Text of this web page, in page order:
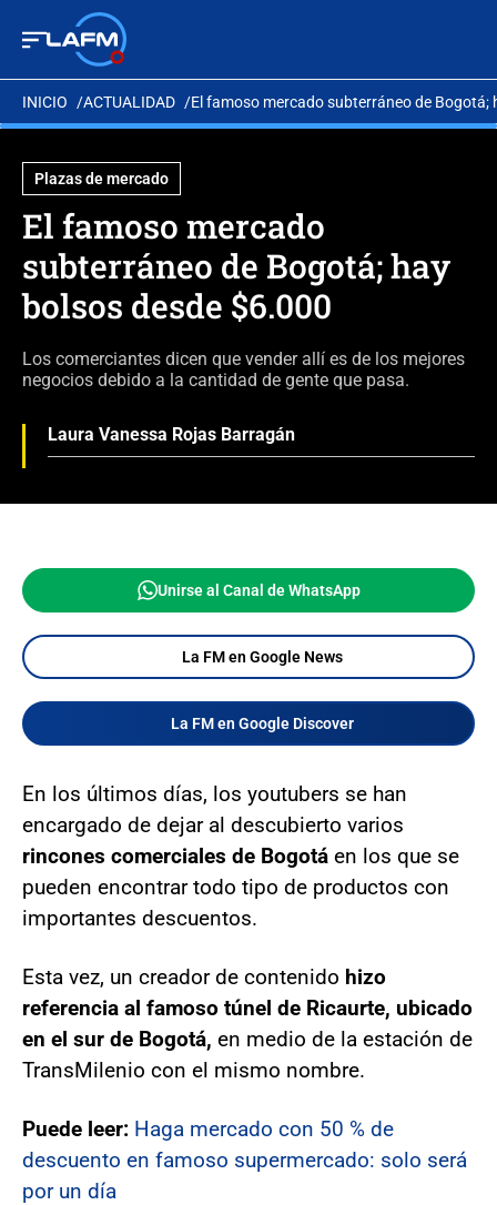
INICIO ACTUALIDAD El famoso mercado subterráneo de Bogotá;
Plazas de mercado
El famoso mercado
subterráneo de Bogotá; hay
bolsos desde $6.000
Los comerciantes dicen que vender allí es de los mejores
negocios debido a la cantidad de gente que pasa.
Laura Vanessa Rojas Barragán
Unirse al Canal de WhatsApp
La FM en Google News
La FM en Google Discover
En los últimos días, los youtubers se han
encargado de dejar al descubierto varios
rincones comerciales de Bogotá en los que se
pueden encontrar todo tipo de productos con
importantes descuentos.
Esta vez, un creador de contenido hizo
referencia al famoso túnel de Ricaurte, ubicado
en el sur de Bogotá, en medio de la estación de
TransMilenio con el mismo nombre.
Puede leer: Haga mercado con 50 % de
descuento en famoso supermercado: solo será
por un día